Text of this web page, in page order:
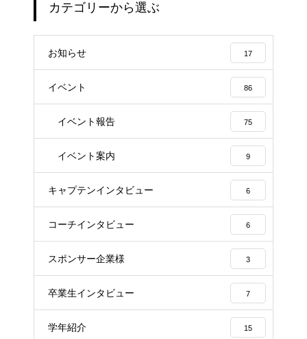
カテゴリーから選ぶ
お知らせ 17
イベント 86
イベント報告 75
イベント案内 9
キャプテンインタビュー 6
コーチインタビュー 6
スポンサー企業様 3
卒業生インタビュー 7
学年紹介 15